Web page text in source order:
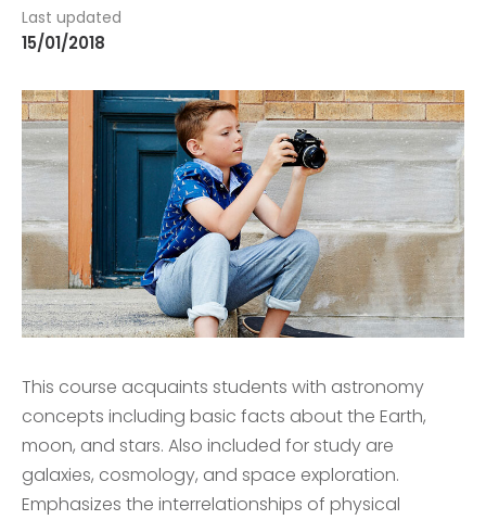
Last updated
15/01/2018
This course acquaints students with astronomy
concepts including basic facts about the Earth,
moon, and stars. Also included for study are
galaxies, cosmology, and space exploration.
Emphasizes the interrelationships of physical